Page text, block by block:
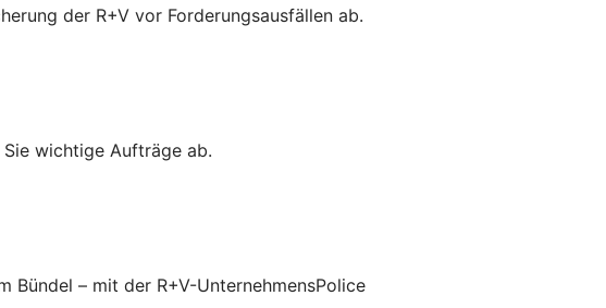
der R+V vor Forderungsausfällen ab.
wichtige Aufträge ab.
Bündel – mit der R+V-UnternehmensPolice